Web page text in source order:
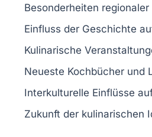
Besonderheiten regionaler
Einfluss der Geschichte
Kulinarische
Neueste Kochbücher und
Interkulturelle Einflüsse
Zukunft der kulinarischen